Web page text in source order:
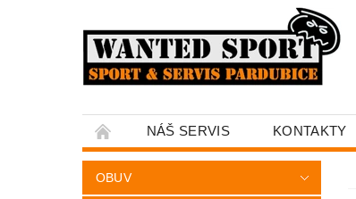
NÁŠ SERVIS KONTAKTY
OBUV